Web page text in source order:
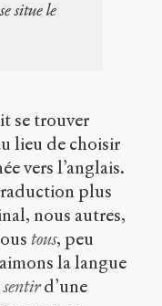
situe le
se trouver
lieu de choisir
vers l’anglais.
plus
nous autres,
tous, peu
la langue
sentird’une